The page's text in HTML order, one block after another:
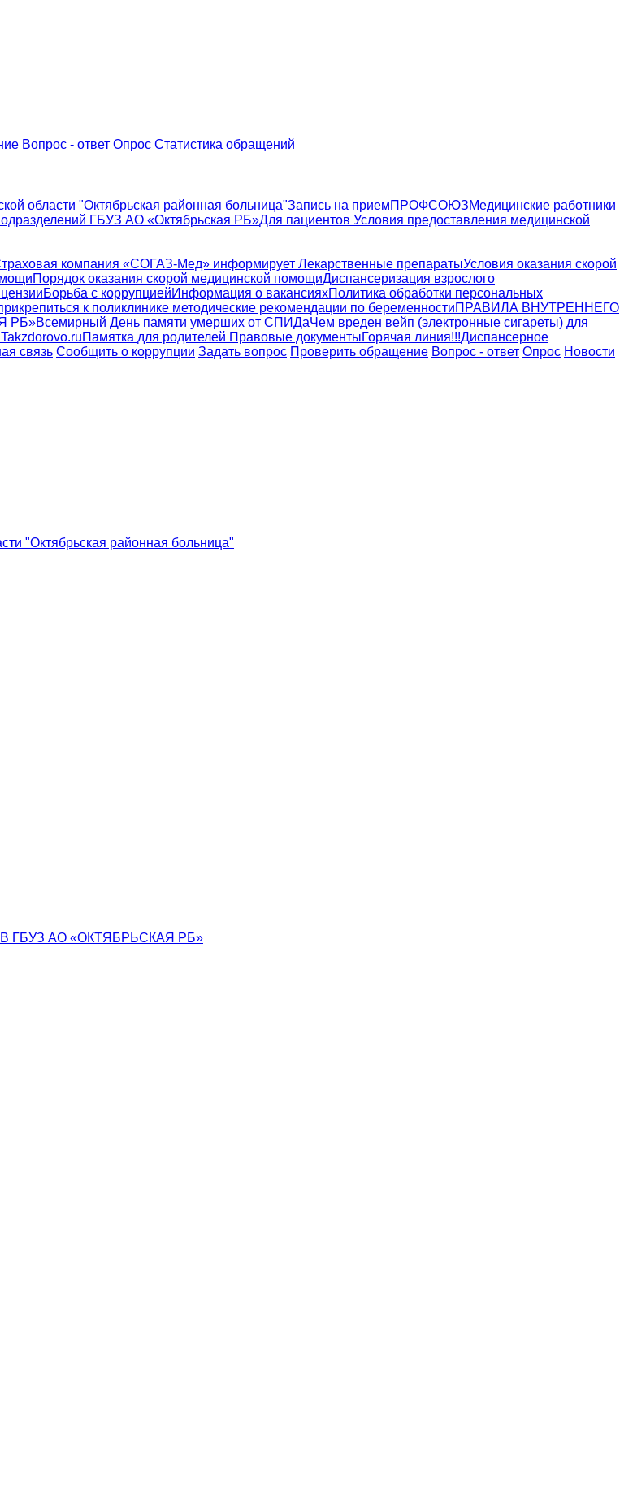
Вопрос - ответ Опрос Статистика обращений
области "Октябрьская районная больница"Запись на приемПРОФСОЮЗМедицинские работники
ГБУЗ АО «Октябрьская РБ»Для пациентов Условия предоставления медицинской
компания «СОГАЗ-Мед» информирует Лекарственные препаратыУсловия оказания скорой
Порядок оказания скорой медицинской помощиДиспансеризация взрослого
Борьба с коррупциейИнформация о вакансияхПолитика обработки персональных
к поликлинике методические рекомендации по беременностиПРАВИЛА ВНУТРЕННЕГО
РБ»Всемирный День памяти умерших от СПИДаЧем вреден вейп (электронные сигареты) для
Памятка для родителей Правовые документыГорячая линия!!!Диспансерное
связь Сообщить о коррупции Задать вопрос Проверить обращение Вопрос - ответ Опрос Новости
"Октябрьская районная больница"
ГБУЗ АО «ОКТЯБРЬСКАЯ РБ»